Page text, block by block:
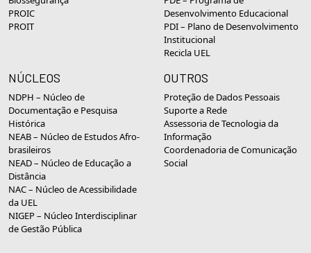
PROIC
PROIT
Desenvolvimento Educacional
PDI – Plano de Desenvolvimento
Institucional
Recicla UEL
NÚCLEOS
NDPH – Núcleo de
Documentação e Pesquisa
Histórica
NEAB – Núcleo de Estudos Afro-
brasileiros
NEAD – Núcleo de Educação a
Distância
NAC – Núcleo de Acessibilidade
da UEL
NIGEP – Núcleo Interdisciplinar
de Gestão Pública
OUTROS
Proteção de Dados Pessoais
Suporte a Rede
Assessoria de Tecnologia da
Informação
Coordenadoria de Comunicação
Social